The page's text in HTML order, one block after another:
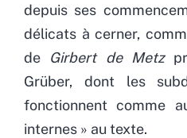
depuis ses
délicats à cerner,
de Girbert de Metz
Grüber, dont les
fonctionnent comme
internes » au texte.